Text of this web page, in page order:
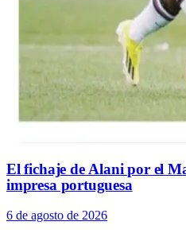
El fichaje de Alani por el
impresa portuguesa
6 de agosto de 2026